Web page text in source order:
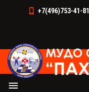
+7(496)753-41-81
menu